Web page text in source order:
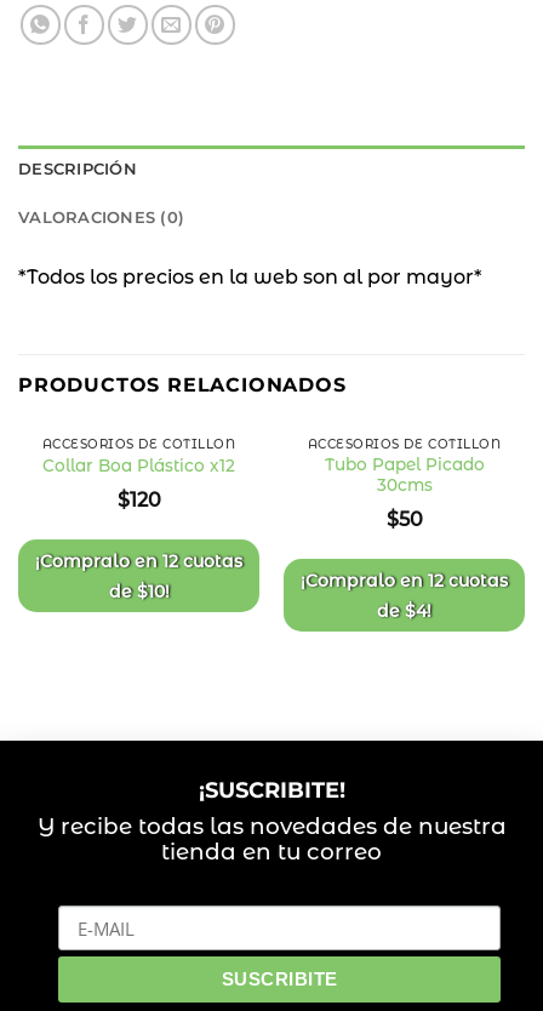
DESCRIPCIÓN
VALORACIONES (0)
*Todos los precios en la web son al por mayor*
PRODUCTOS RELACIONADOS
de
deseos
ACCESORIOS DE COTILLÓN
Collar Boa Plástico x12
$120
¡Compralo en12 cuotas
de$10!
ACCESORIOS DE COTILLÓN
Tubo Papel Picado
30cms
$50
¡Compralo en12 cuotas
de$4!
¡SUSCRIBITE!
Y recibe todas las novedades de nuestra
tienda en tu correo